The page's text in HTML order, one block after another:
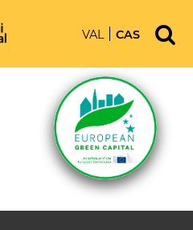
VAL CAS